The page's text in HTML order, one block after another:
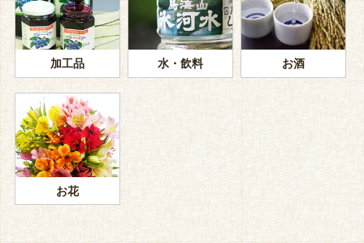
加工品 水・飲料 お酒
お花